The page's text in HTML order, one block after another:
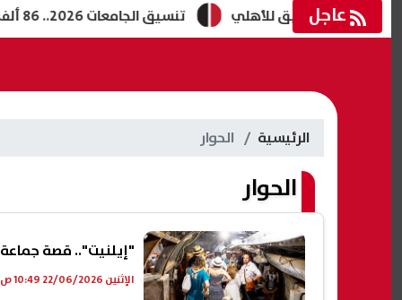
عاجل تنسيق الجامعات 2026.. 86 ألف طالب سجلوا رغباتهم وموعد المرحلة الثانية للأهلي
الرئيسية الحوار
الحوار
"إيلنيت".. قصة جماعة ضغط
الإثنين 22/06/2026 10:49 ص